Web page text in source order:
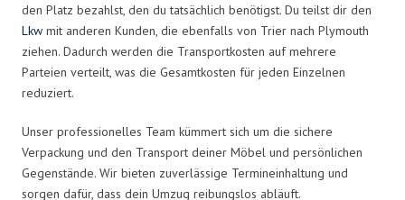
den Platz bezahlst, den du tatsächlich benötigst. Du teilst dir den
Lkw mit anderen Kunden, die ebenfalls von Trier nach Plymouth
ziehen. Dadurch werden die Transportkosten auf mehrere
Parteien verteilt, was die Gesamtkosten für jeden Einzelnen
reduziert.
Unser professionelles Team kümmert sich um die sichere
Verpackung und den Transport deiner Möbel und persönlichen
Gegenstände. Wir bieten zuverlässige Termineinhaltung und
sorgen dafür, dass dein Umzug reibungslos abläuft.